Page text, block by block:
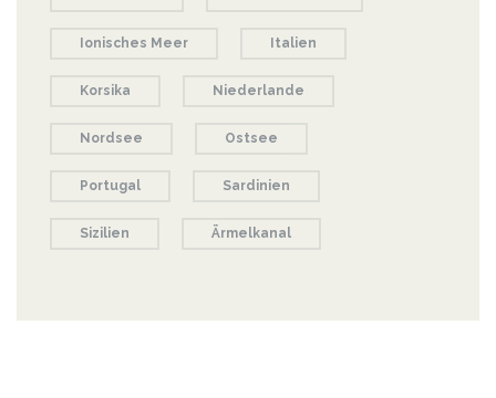
Ionisches Meer Italien
Korsika Niederlande
Nordsee Ostsee
Portugal Sardinien
Sizilien Ärmelkanal